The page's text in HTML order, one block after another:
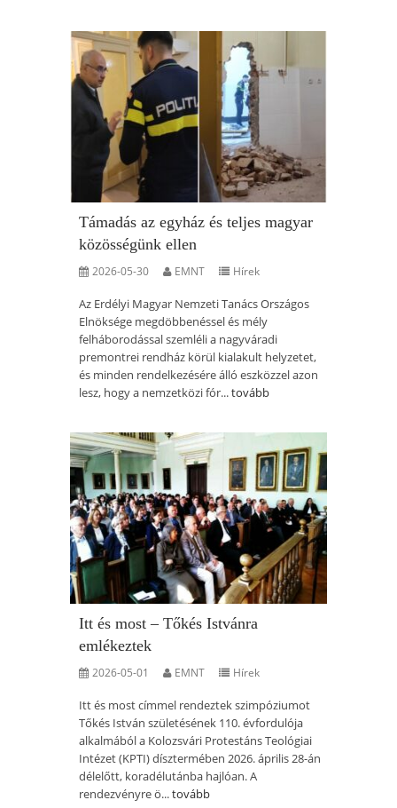
Támadás az egyház és teljes magyar
közösségünk ellen
2026-05-30 EMNT Hírek
Az Erdélyi Magyar Nemzeti Tanács Országos
Elnöksége megdöbbenéssel és mély
felháborodással szemléli a nagyváradi
premontrei rendház körül kialakult helyzetet,
és minden rendelkezésére álló eszközzel azon
lesz, hogy a nemzetközi fór...tovább
Itt és most – Tőkés Istvánra
emlékeztek
2026-05-01 EMNT Hírek
Itt és most címmel rendeztek szimpóziumot
Tőkés István születésének 110. évfordulója
alkalmából a Kolozsvári Protestáns Teológiai
Intézet (KPTI) dísztermében 2026. április 28-án
délelőtt, koradélutánba hajlóan. A
rendezvényre ö...tovább